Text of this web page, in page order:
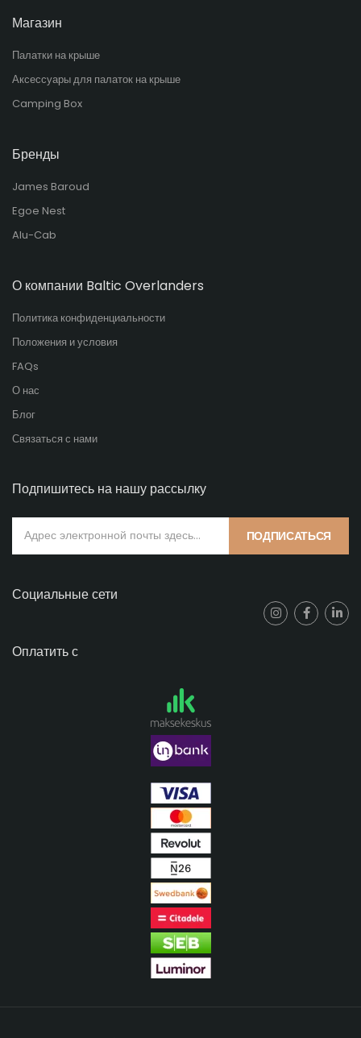
Магазин
Палатки на крыше
Аксессуары для палаток на крыше
Camping Box
Бренды
James Baroud
Egoe Nest
Alu-Cab
О компании Baltic Overlanders
Политика конфиденциальности
Положения и условия
FAQs
О нас
Блог
Связаться с нами
Подпишитесь на нашу рассылку
ПОДПИСАТЬСЯ
Социальные сети
Оплатить с